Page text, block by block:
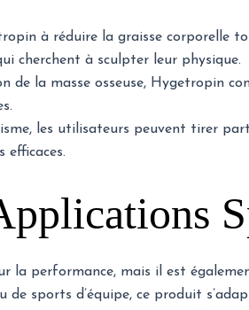
à réduire la graisse corporelle
cherchent à sculpter leur physique.
de la masse osseuse, Hygetropin
les utilisateurs peuvent tirer parti
efficaces.
la performance, mais il est
de sports d’équipe, ce produit